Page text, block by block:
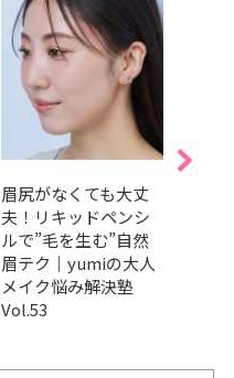
眉尻がなくても大丈
夫！リキッドペンシ
ルで”毛を生む”自然
眉テク｜yumiの大人
メイク悩み解決塾
Vol.53